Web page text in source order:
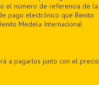
el número de referencia de la
pago electrónico que Benito
Medela Internacional
a pagarlos junto con el precio